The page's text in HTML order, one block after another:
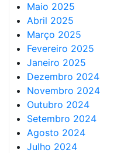
Maio 2025
Abril 2025
Março 2025
Fevereiro 2025
Janeiro 2025
Dezembro 2024
Novembro 2024
Outubro 2024
Setembro 2024
Agosto 2024
Julho 2024